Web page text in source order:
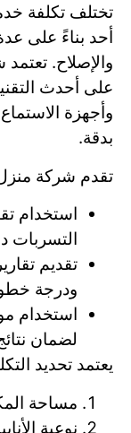
تختلف تكلفة
أحد بناءً على
والإصلاح.
على أحدث
وأجهزة
بدقة.
تقدم شركة
استخدام
التسربات
تقديم
ودرجة
استخدام
لضمان
يعتمد تحديد
مساحة
نوعية